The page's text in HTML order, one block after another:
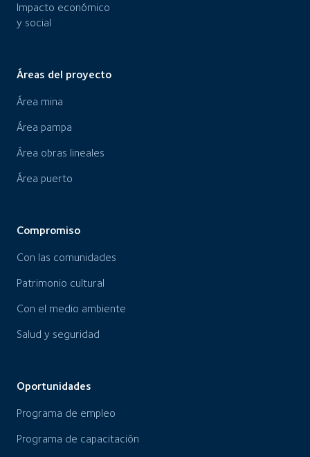
Impacto económico
y social
Áreas del proyecto
Área mina
Área pampa
Área obras lineales
Área puerto
Compromiso
Con las comunidades
Patrimonio cultural
Con el medio ambiente
Salud y seguridad
Oportunidades
Programa de empleo
Programa de capacitación